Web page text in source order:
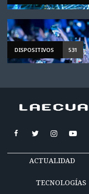
DISPOSITIVOS 531
ACTUALIDAD
TECNOLOGÍAS